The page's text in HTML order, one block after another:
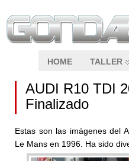
HOME TALLER
AUDI R10 TDI
Finalizado
Estas son las imágenes del
Le Mans en 1996. Ha sido